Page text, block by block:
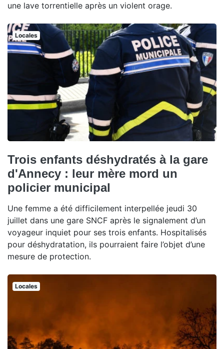
une lave torrentielle après un violent orage.
Locales
Trois enfants déshydratés à la gare
d'Annecy : leur mère mord un
policier municipal
Une femme a été difficilement interpellée jeudi 30
juillet dans une gare SNCF après le signalement d’un
voyageur inquiet pour ses trois enfants. Hospitalisés
pour déshydratation, ils pourraient faire l’objet d’une
mesure de protection.
Locales